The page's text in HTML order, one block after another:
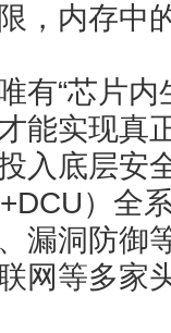
，内存中
有“芯片
能实现真
入底层安
）全
漏洞防御
网等多家